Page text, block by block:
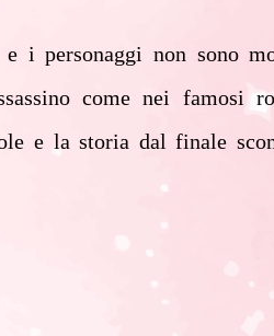
i personaggi non sono
come nei famosi
e la storia dal finale